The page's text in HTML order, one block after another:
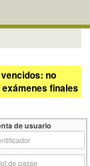
no
finales
de usuario